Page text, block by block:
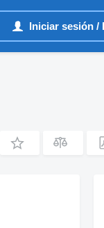
Iniciar sesión /